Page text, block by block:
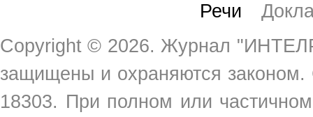
Речи
Copyright © 2026. Журнал
защищены и охраняются
18303. При полном или